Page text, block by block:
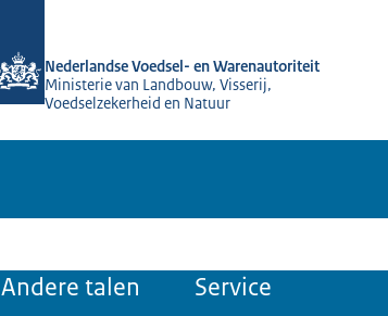
Nederlandse Voedsel- en Warenautoriteit
Ministerie van Landbouw, Visserij,
Voedselzekerheid en Natuur
Andere talen Service